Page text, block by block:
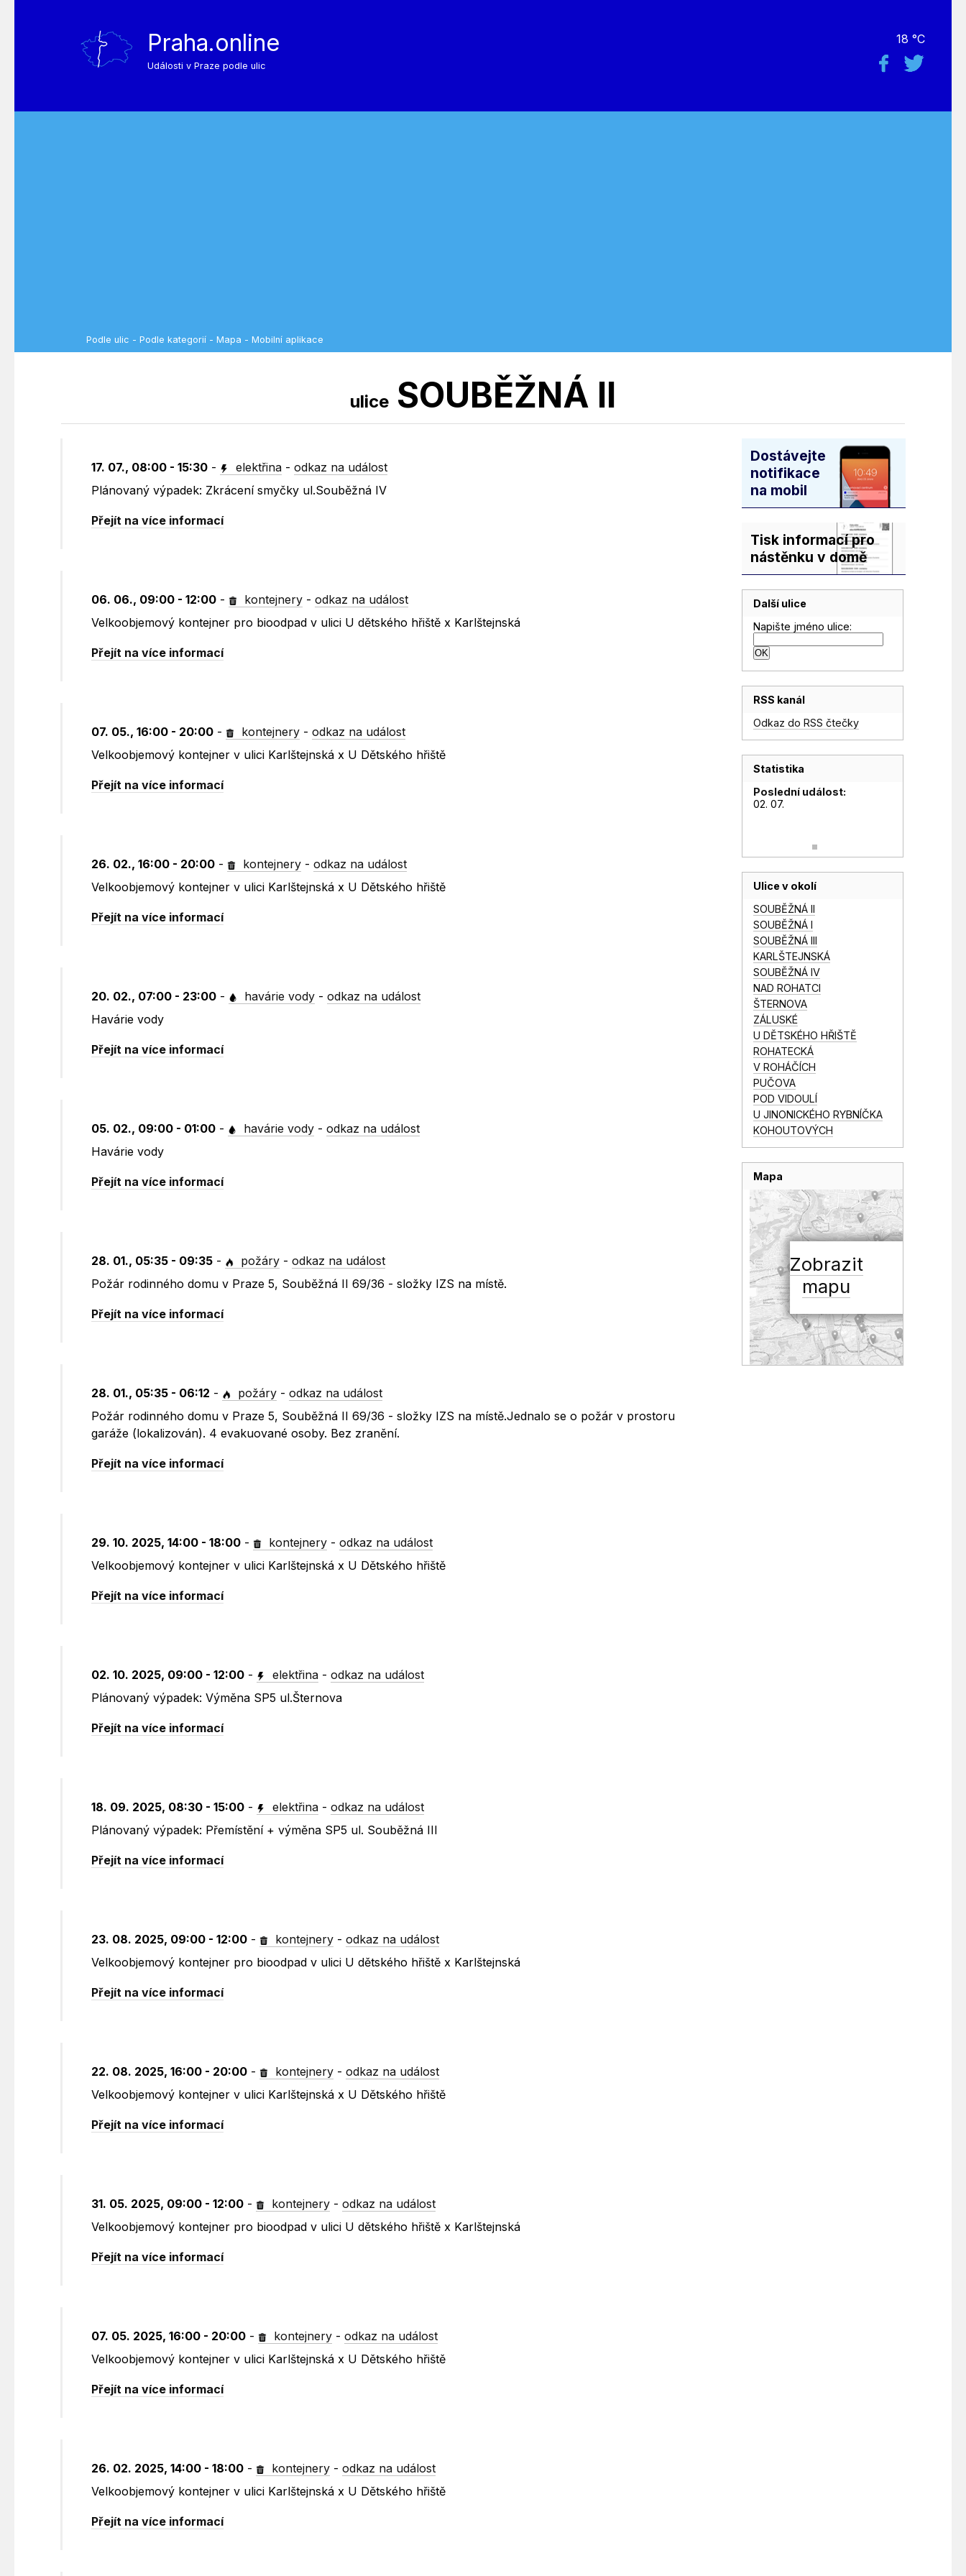
Praha.online
Události v Praze podle ulic
18 °C
Podle ulic - Podle kategorií - Mapa - Mobilní aplikace
ulice SOUBĚŽNÁ II
17. 07., 08:00 - 15:30 - elektřina -odkaz na událost
Plánovaný výpadek: Zkrácení smyčky ul.Souběžná IV
Přejít na více informací
06. 06., 09:00 - 12:00 - kontejnery -odkaz na událost
Velkoobjemový kontejner pro bioodpad v ulici U dětského hřiště x Karlštejnská
Přejít na více informací
07. 05., 16:00 - 20:00 - kontejnery -odkaz na událost
Velkoobjemový kontejner v ulici Karlštejnská x U Dětského hřiště
Přejít na více informací
26. 02., 16:00 - 20:00 - kontejnery -odkaz na událost
Velkoobjemový kontejner v ulici Karlštejnská x U Dětského hřiště
Přejít na více informací
20. 02., 07:00 - 23:00 - havárie vody -odkaz na událost
Havárie vody
Přejít na více informací
05. 02., 09:00 - 01:00 - havárie vody -odkaz na událost
Havárie vody
Přejít na více informací
28. 01., 05:35 - 09:35 - požáry -odkaz na událost
Požár rodinného domu v Praze 5, Souběžná II 69/36 - složky IZS na místě.
Přejít na více informací
28. 01., 05:35 - 06:12 - požáry -odkaz na událost
Požár rodinného domu v Praze 5, Souběžná II 69/36 - složky IZS na místě.Jednalo se o požár v prostoru
garáže (lokalizován). 4 evakuované osoby. Bez zranění.
Přejít na více informací
29. 10. 2025, 14:00 - 18:00 - kontejnery -odkaz na událost
Velkoobjemový kontejner v ulici Karlštejnská x U Dětského hřiště
Přejít na více informací
02. 10. 2025, 09:00 - 12:00 - elektřina -odkaz na událost
Plánovaný výpadek: Výměna SP5 ul.Šternova
Přejít na více informací
18. 09. 2025, 08:30 - 15:00 - elektřina -odkaz na událost
Plánovaný výpadek: Přemístění + výměna SP5 ul. Souběžná III
Přejít na více informací
23. 08. 2025, 09:00 - 12:00 - kontejnery -odkaz na událost
Velkoobjemový kontejner pro bioodpad v ulici U dětského hřiště x Karlštejnská
Přejít na více informací
22. 08. 2025, 16:00 - 20:00 - kontejnery -odkaz na událost
Velkoobjemový kontejner v ulici Karlštejnská x U Dětského hřiště
Přejít na více informací
31. 05. 2025, 09:00 - 12:00 - kontejnery -odkaz na událost
Velkoobjemový kontejner pro bioodpad v ulici U dětského hřiště x Karlštejnská
Přejít na více informací
07. 05. 2025, 16:00 - 20:00 - kontejnery -odkaz na událost
Velkoobjemový kontejner v ulici Karlštejnská x U Dětského hřiště
Přejít na více informací
26. 02. 2025, 14:00 - 18:00 - kontejnery -odkaz na událost
Velkoobjemový kontejner v ulici Karlštejnská x U Dětského hřiště
Přejít na více informací
Dostávejte
notifikace
na mobil
Tisk informací pro
nástěnku v domě
Další ulice
Napište jméno ulice:
RSS kanál
Odkaz do RSS čtečky
Statistika
Poslední událost:
02. 07.
Ulice v okolí
SOUBĚŽNÁ II
SOUBĚŽNÁ I
SOUBĚŽNÁ III
KARLŠTEJNSKÁ
SOUBĚŽNÁ IV
NAD ROHATCI
ŠTERNOVA
ZÁLUSKÉ
U DĚTSKÉHO HŘIŠTĚ
ROHATECKÁ
V ROHÁČÍCH
PUČOVA
POD VIDOULÍ
U JINONICKÉHO RYBNÍČKA
KOHOUTOVÝCH
Mapa
Zobrazit
mapu